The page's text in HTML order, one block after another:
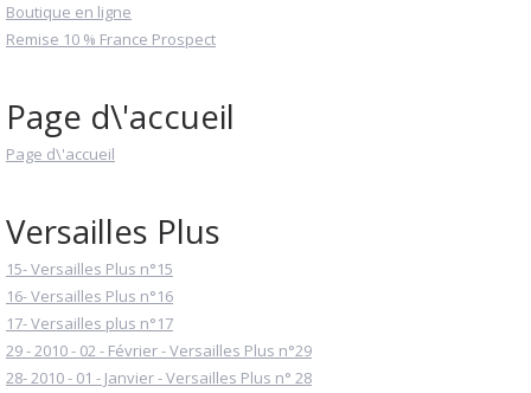
Boutique en ligne
Remise 10 % France Prospect
Page d\'accueil
Page d\'accueil
Versailles Plus
15- Versailles Plus n°15
16- Versailles Plus n°16
17- Versailles plus n°17
29 - 2010 - 02 - Février - Versailles Plus n°29
28- 2010 - 01 - Janvier - Versailles Plus n° 28